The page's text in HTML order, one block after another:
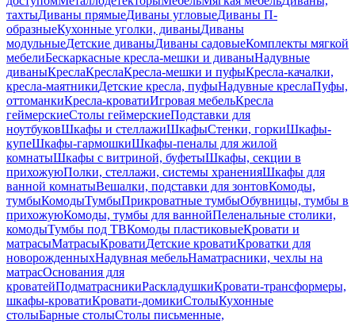
тахтыДиваны прямыеДиваны угловыеДиваны П-
образныеКухонные уголки, диваныДиваны
модульныеДетские диваныДиваны садовыеКомплекты мягкой
мебелиБескаркасные кресла-мешки и диваныНадувные
диваныКреслаКреслаКресла-мешки и пуфыКресла-качалки,
кресла-маятникиДетские кресла, пуфыНадувные креслаПуфы,
оттоманкиКресла-кроватиИгровая мебельКресла
геймерскиеСтолы геймерскиеПодставки для
ноутбуковШкафы и стеллажиШкафыСтенки, горкиШкафы-
купеШкафы-гармошкиШкафы-пеналы для жилой
комнатыШкафы с витриной, буфетыШкафы, секции в
прихожуюПолки, стеллажи, системы храненияШкафы для
ванной комнатыВешалки, подставки для зонтовКомоды,
тумбыКомодыТумбыПрикроватные тумбыОбувницы, тумбы в
прихожуюКомоды, тумбы для ваннойПеленальные столики,
комодыТумбы под ТВКомоды пластиковыеКровати и
матрасыМатрасыКроватиДетские кроватиКроватки для
новорожденныхНадувная мебельНаматрасники, чехлы на
матрасОснования для
кроватейПодматрасникиРаскладушкиКровати-трансформеры,
шкафы-кроватиКровати-домикиСтолыКухонные
столыБарные столыСтолы письменные,